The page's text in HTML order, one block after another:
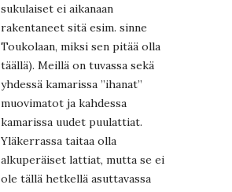
sukulaiset ei aikanaan
rakentaneet sitä esim. sinne
Toukolaan, miksi sen pitää olla
täällä). Meillä on tuvassa sekä
yhdessä kamarissa ”ihanat”
muovimatot ja kahdessa
kamarissa uudet puulattiat.
Yläkerrassa taitaa olla
alkuperäiset lattiat, mutta se ei
ole tällä hetkellä asuttavassa